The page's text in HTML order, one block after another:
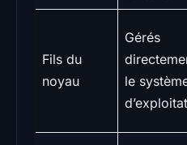
Fils du
noyau
Gérés
le